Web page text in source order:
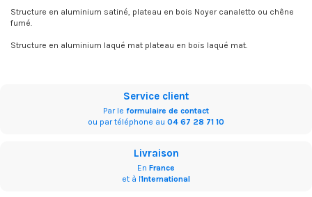
Structure en aluminium satiné, plateau en bois Noyer canaletto ou chêne
fumé.
Structure en aluminium laqué mat plateau en bois laqué mat.
Service client
Par le formulaire de contact
ou par téléphone au 04 67 28 71 10
Livraison
En France
et à l'International